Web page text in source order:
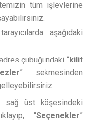
tüm işlevlerine
aşağıdaki
adres çubuğundaki “kilit
” sekmesinden
sağ üst köşesindeki
“Seçenekler”